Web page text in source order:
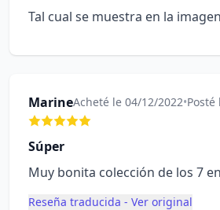
Tal cual se muestra en la
MarineAcheté le 04/12/2022•Posté
Súper
Muy bonita colección de los 7
Reseña traducida - Ver original